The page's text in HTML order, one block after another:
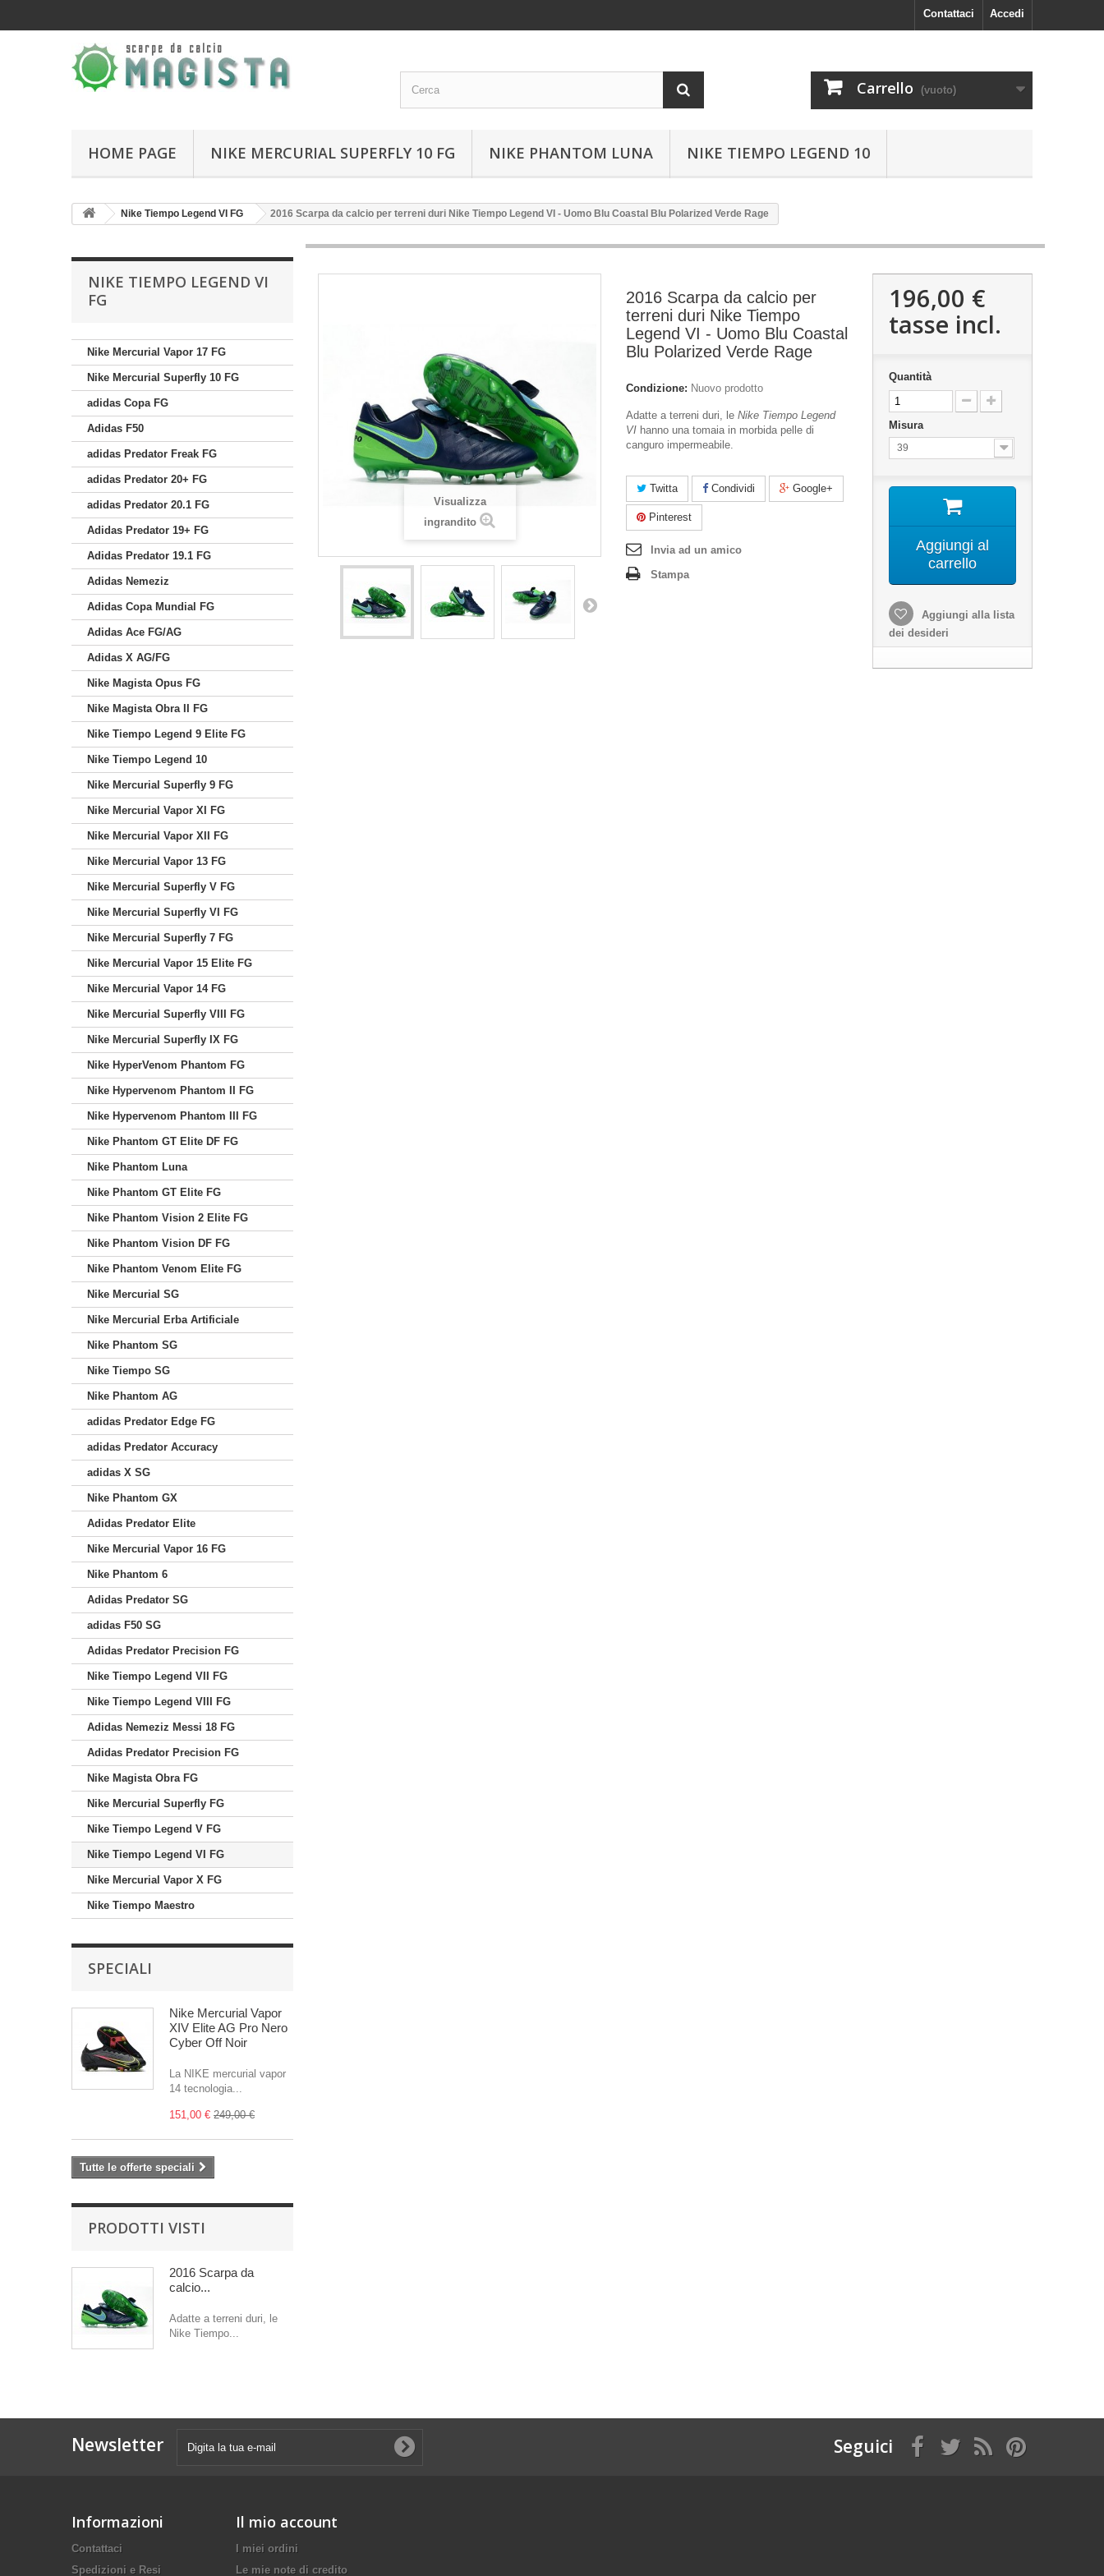
Accedi
Contattaci
Carrello (vuoto)
HOME PAGE NIKE MERCURIAL SUPERFLY 10 FG NIKE PHANTOM LUNA NIKE TIEMPO LEGEND 10
Nike Tiempo Legend VI FG 2016 Scarpa da calcio per terreni duri Nike Tiempo Legend VI - Uomo Blu Coastal Blu Polarized Verde Rage
NIKE TIEMPO LEGEND VI
FG
Nike Mercurial Vapor 17 FG
Nike Mercurial Superfly 10 FG
adidas Copa FG
Adidas F50
adidas Predator Freak FG
adidas Predator 20+ FG
adidas Predator 20.1 FG
Adidas Predator 19+ FG
Adidas Predator 19.1 FG
Adidas Nemeziz
Adidas Copa Mundial FG
Adidas Ace FG/AG
Adidas X AG/FG
Nike Magista Opus FG
Nike Magista Obra II FG
Nike Tiempo Legend 9 Elite FG
Nike Tiempo Legend 10
Nike Mercurial Superfly 9 FG
Nike Mercurial Vapor XI FG
Nike Mercurial Vapor XII FG
Nike Mercurial Vapor 13 FG
Nike Mercurial Superfly V FG
Nike Mercurial Superfly VI FG
Nike Mercurial Superfly 7 FG
Nike Mercurial Vapor 15 Elite FG
Nike Mercurial Vapor 14 FG
Nike Mercurial Superfly VIII FG
Nike Mercurial Superfly IX FG
Nike HyperVenom Phantom FG
Nike Hypervenom Phantom II FG
Nike Hypervenom Phantom III FG
Nike Phantom GT Elite DF FG
Nike Phantom Luna
Nike Phantom GT Elite FG
Nike Phantom Vision 2 Elite FG
Nike Phantom Vision DF FG
Nike Phantom Venom Elite FG
Nike Mercurial SG
Nike Mercurial Erba Artificiale
Nike Phantom SG
Nike Tiempo SG
Nike Phantom AG
adidas Predator Edge FG
adidas Predator Accuracy
adidas X SG
Nike Phantom GX
Adidas Predator Elite
Nike Mercurial Vapor 16 FG
Nike Phantom 6
Adidas Predator SG
adidas F50 SG
Adidas Predator Precision FG
Nike Tiempo Legend VII FG
Nike Tiempo Legend VIII FG
Adidas Nemeziz Messi 18 FG
Adidas Predator Precision FG
Nike Magista Obra FG
Nike Mercurial Superfly FG
Nike Tiempo Legend V FG
Nike Tiempo Legend VI FG
Nike Mercurial Vapor X FG
Nike Tiempo Maestro
SPECIALI
Nike Mercurial Vapor
XIV Elite AG Pro Nero
Cyber Off Noir
La NIKE mercurial vapor
14 tecnologia...
151,00 € 249,00 €
Tutte le offerte speciali
PRODOTTI VISTI
2016 Scarpa da
calcio...
Adatte a terreni duri, le
Nike Tiempo...
Visualizza
ingrandito
2016 Scarpa da calcio per
terreni duri Nike Tiempo
Legend VI - Uomo Blu Coastal
Blu Polarized Verde Rage
Condizione: Nuovo prodotto
Adatte a terreni duri, le Nike Tiempo Legend
VI hanno una tomaia in morbida pelle di
canguro impermeabile.
Twitta Condividi Google+
Pinterest
Invia ad un amico
Stampa
196,00 €
tasse incl.
Quantità
Misura
39
Aggiungi al
carrello
Aggiungi alla lista
dei desideri
Newsletter Seguici
Informazioni
Contattaci
Spedizioni e Resi
Il mio account
I miei ordini
Le mie note di credito